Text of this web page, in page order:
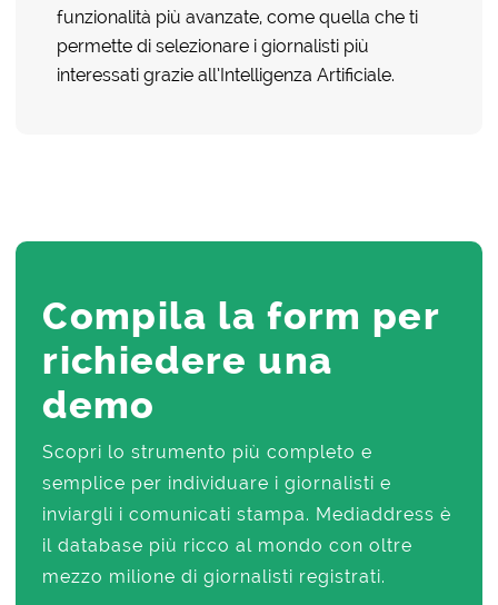
funzionalità più avanzate, come quella che ti
permette di selezionare i giornalisti più
interessati grazie all’Intelligenza Artificiale.
Compila la form per
richiedere una
demo
Scopri lo strumento più completo e
semplice per individuare i giornalisti e
inviargli i comunicati stampa. Mediaddress è
il database più ricco al mondo con oltre
mezzo milione di giornalisti registrati.